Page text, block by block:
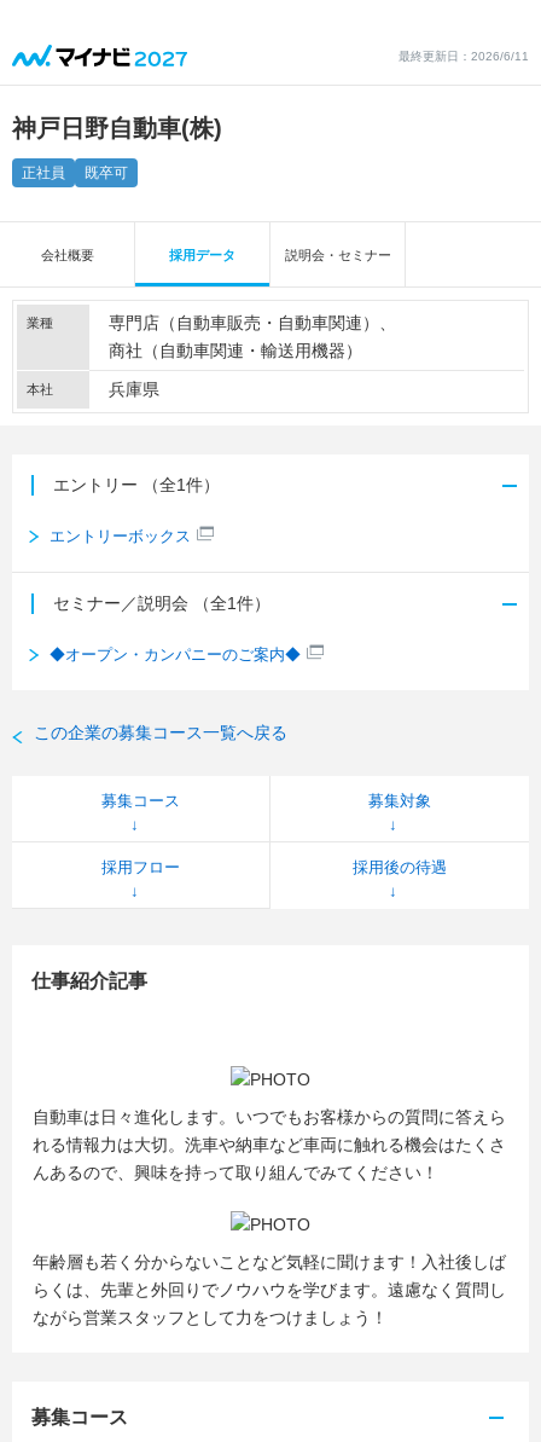
最終更新日：2026/6/11
神戸日野自動車(株)
正社員 既卒可
会社概要 採用データ 説明会・セミナー
業種
専門店（自動車販売・自動車関連）
商社（自動車関連・輸送用機器）
本社 兵庫県
エントリー （全1件）
エントリーボックス
セミナー／説明会 （全1件）
◆オープン・カンパニーのご案内◆
この企業の募集コース一覧へ戻る
募集コース 募集対象
採用フロー 採用後の待遇
仕事紹介記事
自動車は日々進化します。いつでもお客様からの質問に答えら
れる情報力は大切。洗車や納車など車両に触れる機会はたくさ
んあるので、興味を持って取り組んでみてください！
年齢層も若く分からないことなど気軽に聞けます！入社後しば
らくは、先輩と外回りでノウハウを学びます。遠慮なく質問し
ながら営業スタッフとして力をつけましょう！
募集コース